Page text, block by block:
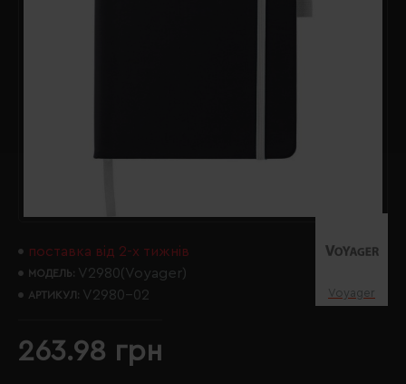
поставка від 2-х тижнів
МОДЕЛЬ: V2980(Voyager)
АРТИКУЛ: V2980-02 Voyager
263.98 грн